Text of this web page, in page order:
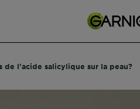
de l'acide salicylique sur la peau?